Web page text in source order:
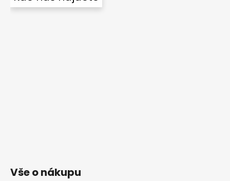
Vše o nákupu